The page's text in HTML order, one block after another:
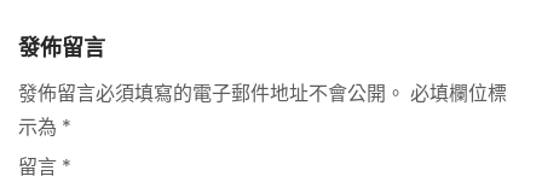
發佈留言
發佈留言必須填寫的電子郵件地址不會公開。 必填欄位標
示為 *
留言 *